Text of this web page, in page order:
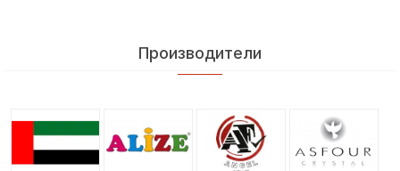
Производители